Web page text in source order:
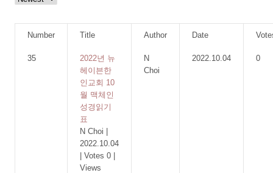
Number Title Author Date
35
2022년 뉴
헤이븐한
인교회 10
월 맥체인
성경읽기
표
N Choi
2022.10.04
Votes 0
Views
N
Choi
2022.10.04 0